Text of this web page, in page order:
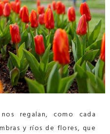
regalan, como cada
y ríos de flores, que